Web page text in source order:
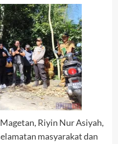
Riyin Nur Asiyah,
masyarakat dan